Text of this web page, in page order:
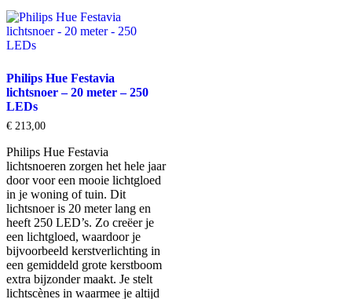
Philips Hue Festavia
lichtsnoer – 20 meter – 250
LEDs
€ 213,00
Philips Hue Festavia
lichtsnoeren zorgen het hele jaar
door voor een mooie lichtgloed
in je woning of tuin. Dit
lichtsnoer is 20 meter lang en
heeft 250 LED’s. Zo creëer je
een lichtgloed, waardoor je
bijvoorbeeld kerstverlichting in
een gemiddeld grote kerstboom
extra bijzonder maakt. Je stelt
lichtscènes in waarmee je altijd